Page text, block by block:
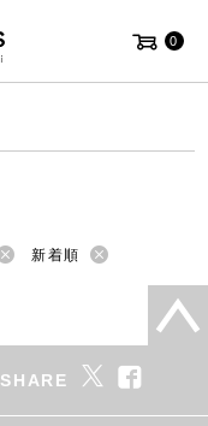
0
新着順
SHARE